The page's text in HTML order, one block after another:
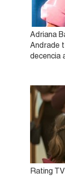
Adriana
Andrade
decencia
Rating